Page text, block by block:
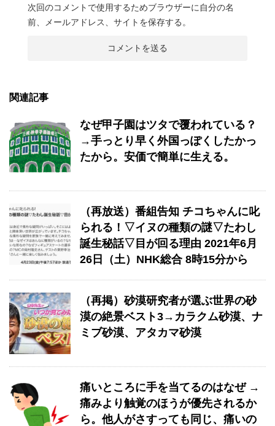
次回のコメントで使用するためブラウザーに自分の名
前、メールアドレス、サイトを保存する。
関連記事
なぜ甲子園はツタで覆われている？
→手っとり早く外国っぽくしたかっ
たから。安価で簡単に生える。
（再放送）番組告知 チコちゃんに叱
られる！▽イヌの種類の謎▽たわし
誕生秘話▽目が回る理由 2021年6月
26日（土）NHK総合 8時15分から
（再掲）砂漠研究者が選ぶ世界の砂
漠の絶景ベスト3→カラクム砂漠、ナ
ミブ砂漠、アタカマ砂漠
痛いところに手を当てるのはなぜ →
痛みより触覚のほうが優先されるか
ら。他人がさすっても同じ、痛いの